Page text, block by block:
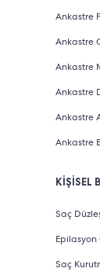
bakım setleri
tekli
ve BaByliss hem
erkek
3000, 5000
Her
ve başlık
Ankastre
Ankastre
Ankastre
Ankastre
Ankastre
Ankastre
KİŞİSEL
Saç
Epilasyon
Saç